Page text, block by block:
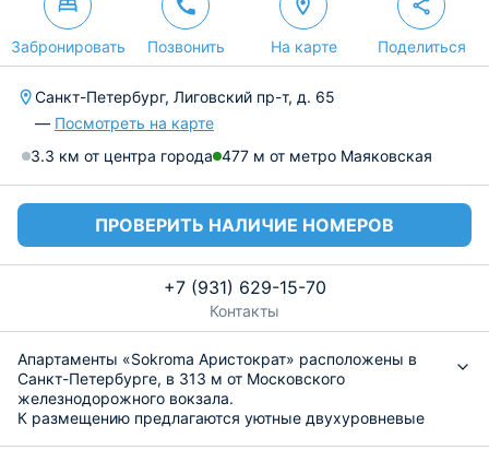
Забронировать Позвонить На карте Поделиться
Санкт-Петербург, Лиговский пр-т, д. 65
— Посмотреть на карте
3.3 км от центра города 477 м от метро Маяковская
ПРОВЕРИТЬ НАЛИЧИЕ НОМЕРОВ
+7 (931) 629-15-70
Контакты
Апартаменты «Sokroma Аристократ» расположены в
Санкт-Петербурге, в 313 м от Московского
железнодорожного вокзала.
К размещению предлагаются уютные двухуровневые